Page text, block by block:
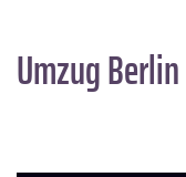
Umzug Berlin